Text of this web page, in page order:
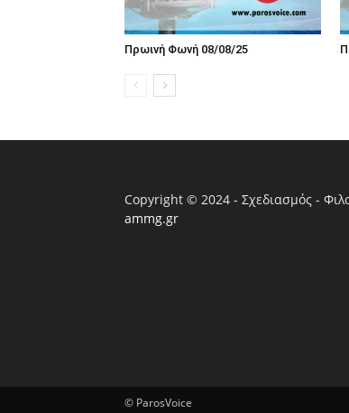
Πρωινή Φωνή 08/08/25
Copyright © 2024 - Σχεδιασμός -
ammg.gr
© ParosVoice